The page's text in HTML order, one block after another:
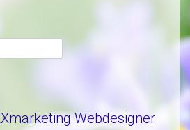
Webdesigner